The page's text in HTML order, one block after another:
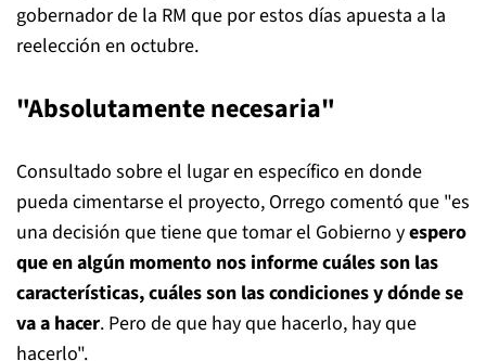
gobernador de la RM que por estos días apuesta a la
reelección en octubre.
"Absolutamente necesaria"
Consultado sobre el lugar en específico en donde
pueda cimentarse el proyecto, Orrego comentó que "es
una decisión que tiene que tomar el Gobierno yespero
que en algún momento nos informe cuáles son las
características, cuáles son las condiciones y dónde se
va a hacer. Pero de que hay que hacerlo, hay que
hacerlo".